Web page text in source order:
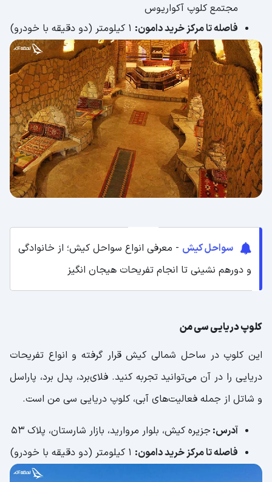
مجتمع کلوپ آکواریوس
فاصله تا مرکز خرید دامون:
سواحل کیش - معرفی انواع سواحل کیش؛ از خانوادگی
و دورهم نشینی تا انجام تفریحات هیجان انگیز
کلوپ دریایی سی من
این کلوپ در ساحل شمالی کیش قرار گرفته و انواع تفریحات
دریایی را در آن می‌توانید تجربه کنید. فلای‌برد، پدل برد، پاراسل
و شاتل از جمله فعالیت‌های آبی، کلوپ دریایی سی من است.
آدرس: جزیره کیش، بلوار مروارید، بازار شارستان، پلاک 53
فاصله تا مرکز خرید دامون: